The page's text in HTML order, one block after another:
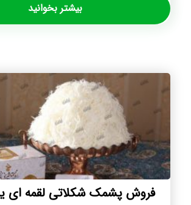
بیشتر بخوانید
فروش پشمک شکلاتی لقمه ای